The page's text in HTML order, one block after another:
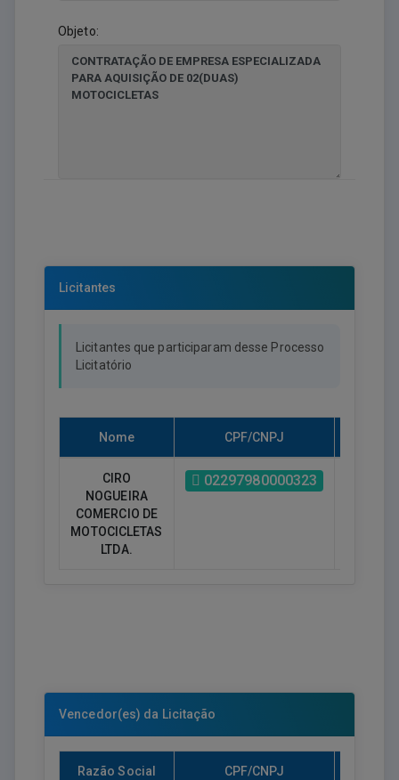
Objeto:
Licitantes
Licitantes que participaram desse Processo
Licitatório
Nome CPF/CNPJ
CIRO
NOGUEIRA
COMERCIO DE
MOTOCICLETAS
LTDA.
02297980000323
Vencedor(es) da Licitação
Razão Social CPF/CNPJ